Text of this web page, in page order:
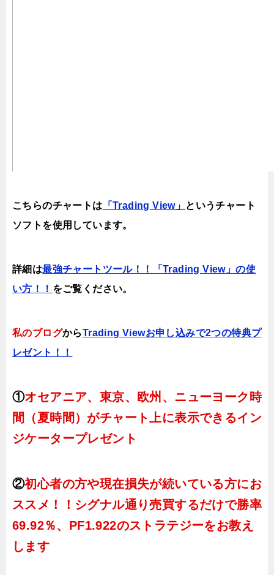
こちらのチャートは 「Trading View」 というチャート
ソフトを使用しています。
詳細は最強チャートツール！！「Trading View」の使
い方！！ をご覧ください。
私のブログからTrading Viewお申し込みで2つの特典プ
レゼント！！
①オセアニア、東京、欧州、ニューヨーク時
間（夏時間）がチャート上に表示できるイン
ジケータープレゼント
②初心者の方や現在損失が続いている方にお
ススメ！！シグナル通り売買するだけで勝率
69.92％、PF1.922のストラテジーをお教え
します